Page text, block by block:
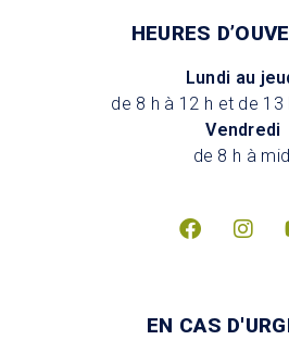
HEURES
Lundi au
de 8 h à 12 h et de 13
Vendredi
de 8 h à
EN CAS